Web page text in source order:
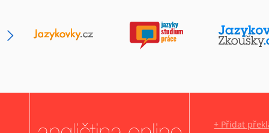
+ Přidat